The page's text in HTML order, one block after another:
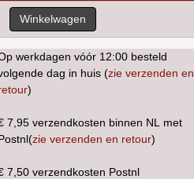
werkdagen vóór 12:00 besteld
dag in huis (zie verzenden en
)
7,95 verzendkosten binnen NL met
zie verzenden en retour)
7,50 verzendkosten Postnl